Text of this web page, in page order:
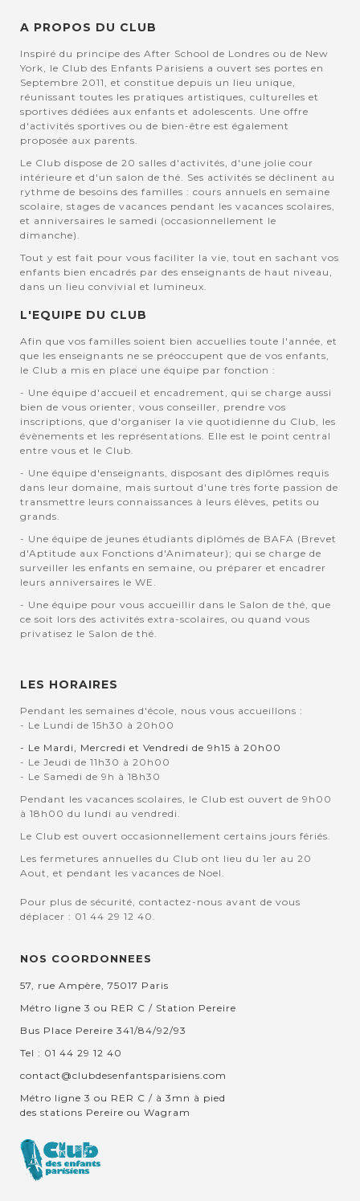
A PROPOS DU CLUB
Inspiré du principe des After School de Londres ou de New
York, le Club des Enfants Parisiens a ouvert ses portes en
Septembre 2011, et constitue depuis un lieu unique,
réunissant toutes les pratiques artistiques, culturelles et
sportives dédiées aux enfants et adolescents. Une offre
d'activités sportives ou de bien-être est également
proposée aux parents.
Le Club dispose de 20 salles d'activités, d'une jolie cour
intérieure et d'un salon de thé. Ses activités se déclinent au
rythme de besoins des familles : cours annuels en semaine
scolaire, stages de vacances pendant les vacances scolaires,
et anniversaires le samedi (occasionnellement le
dimanche).
Tout y est fait pour vous faciliter la vie, tout en sachant vos
enfants bien encadrés par des enseignants de haut niveau,
dans un lieu convivial et lumineux.
L'EQUIPE DU CLUB
Afin que vos familles soient bien accuellies toute l'année, et
que les enseignants ne se préoccupent que de vos enfants,
le Club a mis en place une équipe par fonction :
- Une équipe d'accueil et encadrement, qui se charge aussi
bien de vous orienter, vous conseiller, prendre vos
inscriptions, que d'organiser la vie quotidienne du Club, les
évènements et les représentations. Elle est le point central
entre vous et le Club.
- Une équipe d'enseignants, disposant des diplômes requis
dans leur domaine, mais surtout d'une très forte passion de
transmettre leurs connaissances à leurs élèves, petits ou
grands.
- Une équipe de jeunes étudiants diplômés de BAFA (Brevet
d'Aptitude aux Fonctions d'Animateur); qui se charge de
surveiller les enfants en semaine, ou préparer et encadrer
leurs anniversaires le WE.
- Une équipe pour vous accueillir dans le Salon de thé, que
ce soit lors des activités extra-scolaires, ou quand vous
privatisez le Salon de thé.
LES HORAIRES
Pendant les semaines d'école, nous vous accueillons :
- Le Lundi de 15h30 à 20h00
- Le Mardi, Mercredi et Vendredi de 9h15 à 20h00
- Le Jeudi de 11h30 à 20h00
- Le Samedi de 9h à 18h30
Pendant les vacances scolaires, le Club est ouvert de 9h00
à 18h00 du lundi au vendredi.
Le Club est ouvert occasionnellement certains jours fériés.
Les fermetures annuelles du Club ont lieu du 1er au 20
Aout, et pendant les vacances de Noel.
Pour plus de sécurité, contactez-nous avant de vous
déplacer : 01 44 29 12 40.
NOS COORDONNEES
57, rue Ampère, 75017 Paris
Métro ligne 3 ou RER C / Station Pereire
Bus Place Pereire 341/84/92/93
Tel : 01 44 29 12 40
contact@clubdesenfantsparisiens.com
Métro ligne 3 ou RER C / à 3mn à pied
des stations Pereire ou Wagram